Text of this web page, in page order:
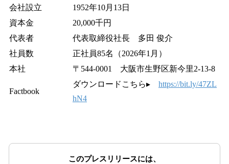
会社設立
1952年10月13日
資本金
20,000千円
代表者
代表取締役社長 多田 俊介
社員数
正社員85名（2026年1月）
本社
〒544-0001 大阪市生野区新今里2-13-8
Factbook
ダウンロードこちら▸ https://bit.ly/47ZL
hN4
このプレスリリースには、